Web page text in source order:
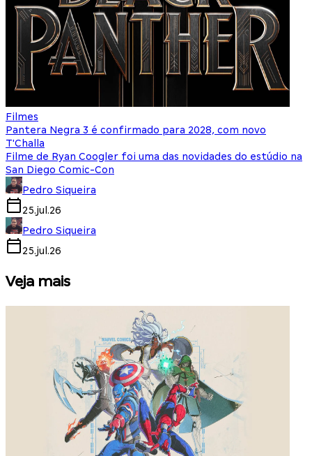
Filmes
Pantera Negra 3 é confirmado para 2028, com novo
T'Challa
Filme de Ryan Coogler foi uma das novidades do estúdio na
San Diego Comic-Con
Pedro Siqueira
25.jul.26
Pedro Siqueira
25.jul.26
Veja mais